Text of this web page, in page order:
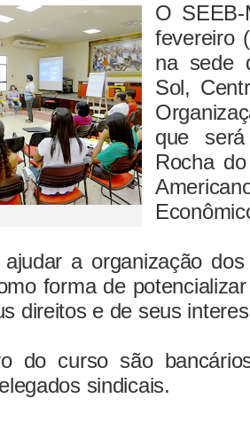
O
fevereiro
na sede
Sol,
que
Rocha
a organização
forma de
direitos e de seus
do curso são
sindicais.